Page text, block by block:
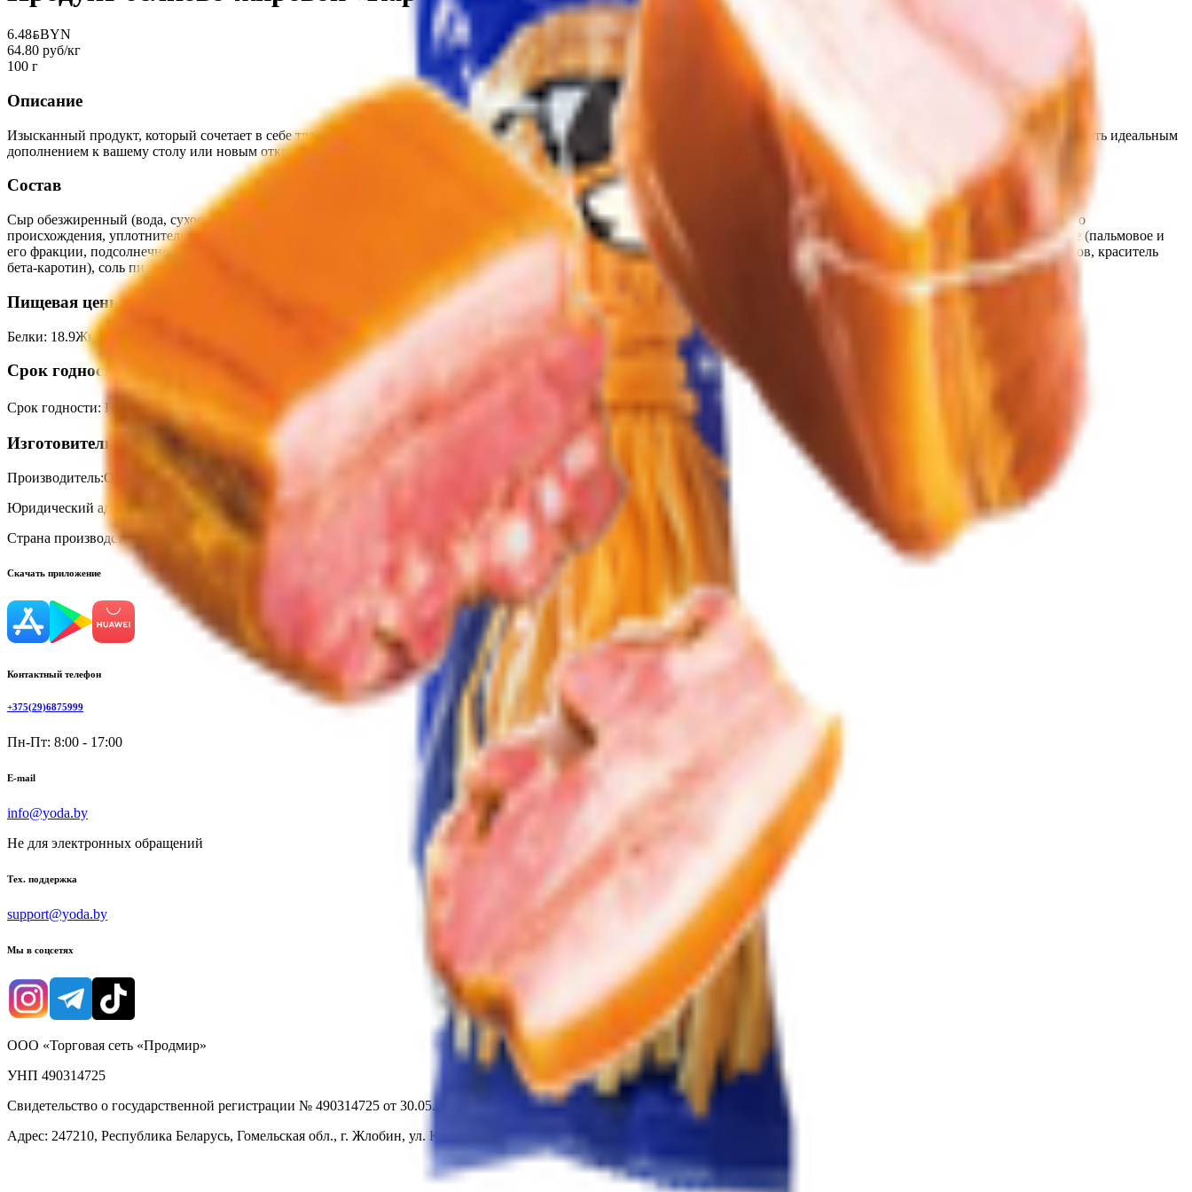
6.48BYNBYN
64.80 руб/кг
100 г
Описание
Изысканный продукт, который сочетает в себе традиции, натуральность и вкус. Он отличается неповторимым ароматом, богатым и насыщенным сливочным вкусом и может стать идеальным
дополнением к вашему столу или новым открытием для ценителей сыров.
Состав
Сыр обезжиренный (вода, сухое обезжиренное молоко, закваска из чистых культур мезофильных молочнокислых микро-организмов, молокосвертывающий фермент животного
происхождения, уплотнитель -хлорид кальция), заменитель молочного жира (рафинированные дезодорированные растительные масла в натуральном модифицированном виде (пальмовое и
его фракции, подсолнечное, рапсовое, соевое, пальмоядровое и его фракции), эмульгатор моно- и диглицериды жирных кислот, антиокислитель концентрат смеси токоферовлов, краситель
бета-каротин), соль пищевая.
Пищевая ценность на 100г
Белки: 18.9Жиры
Срок годности
Срок годности: При t +2℃ до +6℃-120 суток
Изготовитель
Производитель:ООО «Каскад»
Юридический адрес: 385633, Республика Адыгея, Гиагинский район, п. Новый, ул. Западная, д. 1
Страна производства:Россия
Скачать приложение
Контактный телефон
+375(29)6875999
Пн-Пт: 8:00 - 17:00
E-mail
info@yoda.by
Не для электронных обращений
Тех. поддержка
support@yoda.by
Мы в соцсетях
ООО «Торговая сеть «Продмир»
УНП 490314725
Свидетельство о государственной регистрации № 490314725 от 30.05.2003г выдано Гомельским облисполкомом
Адрес: 247210, Республика Беларусь, Гомельская обл., г. Жлобин, ул. Козлова 2-А